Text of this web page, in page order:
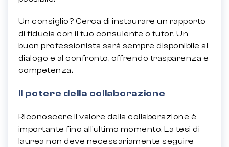
Un consiglio? Cerca di instaurare un rapporto
di fiducia con il tuo consulente o tutor. Un
buon professionista sarà sempre disponibile al
dialogo e al confronto, offrendo trasparenza e
competenza.
Il potere della collaborazione
Riconoscere il valore della collaborazione è
importante fino all’ultimo momento. La tesi di
laurea non deve necessariamente seguire